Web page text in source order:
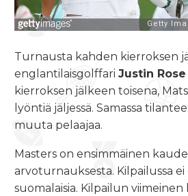
Turnausta kahden kierroksen
englantilaisgolffari Justin Rose
kierroksen jälkeen toisena,
lyöntiä jäljessä. Samassa
muuta pelaajaa.
Masters on ensimmäinen
arvoturnauksesta. Kilpailussa
suomalaisia. Kilpailun viimeinen